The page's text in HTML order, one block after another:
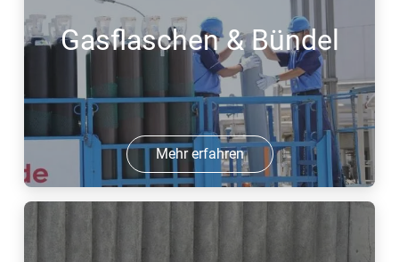
Gasflaschen & Bündel
Mehr erfahren